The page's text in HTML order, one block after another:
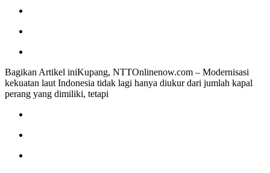
Bagikan Artikel iniKupang, NTTOnlinenow.com – Modernisasi
kekuatan laut Indonesia tidak lagi hanya diukur dari jumlah kapal
perang yang dimiliki, tetapi